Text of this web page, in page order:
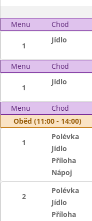
Menu Chod
1
Jídlo
Menu Chod
1
Jídlo
Menu Chod
Oběd (11:00 - 14:00)
1
Polévka
Jídlo
Příloha
Nápoj
2
Polévka
Jídlo
Příloha